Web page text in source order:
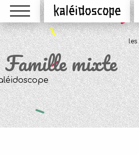
Menu
les
Famille mixte